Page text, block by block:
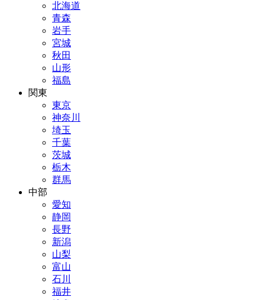
北海道
青森
岩手
宮城
秋田
山形
福島
関東
東京
神奈川
埼玉
千葉
茨城
栃木
群馬
中部
愛知
静岡
長野
新潟
山梨
富山
石川
福井